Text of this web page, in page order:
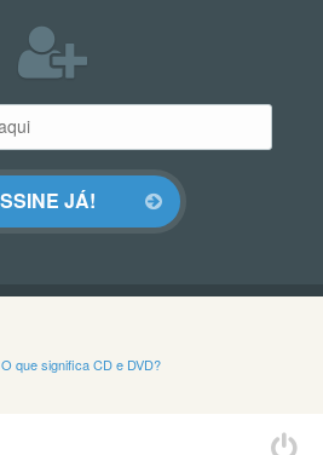
O que significa CD e DVD?